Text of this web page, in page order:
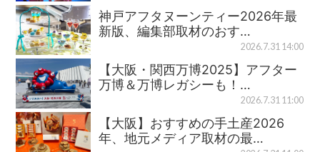
神戸アフタヌーンティー2026年最
新版、編集部取材のおす…
2026.7.31 14:00
【大阪・関西万博2025】アフター
万博＆万博レガシーも！…
2026.7.31 11:00
【大阪】おすすめの手土産2026
年、地元メディア取材の最…